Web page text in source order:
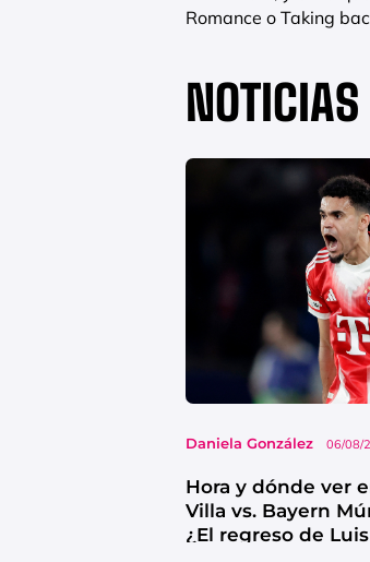
Romance o Taking
Daniela González 06/08/
Hora y dónde ver
Villa vs. Bayern
¿El regreso de